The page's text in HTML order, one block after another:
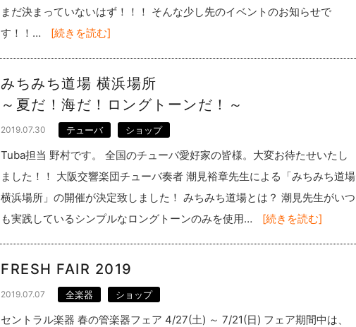
まだ決まっていないはず！！！ そんな少し先のイベントのお知らせで
す！！…
[続きを読む]
みちみち道場 横浜場所
～夏だ！海だ！ロングトーンだ！～
2019.07.30 テューバ ショップ
Tuba担当 野村です。 全国のチューバ愛好家の皆様。大変お待たせいたし
ました！！ 大阪交響楽団チューバ奏者 潮見裕章先生による「みちみち道場
横浜場所」の開催が決定致しました！ みちみち道場とは？ 潮見先生がいつ
も実践しているシンプルなロングトーンのみを使用…
[続きを読む]
FRESH FAIR 2019
2019.07.07 全楽器 ショップ
セントラル楽器 春の管楽器フェア 4/27(土) ～ 7/21(日) フェア期間中は、